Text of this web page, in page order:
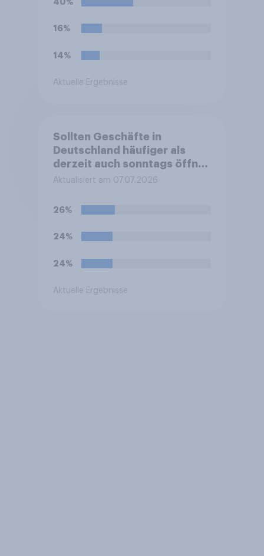
Durchschnitt um einige Euro
teurer würden, wie würde
dadurch voraussichtlich
40%
16%
14%
Aktuelle Ergebnisse
Sollten Geschäfte in
Deutschland häufiger als
derzeit auch sonntags öffnen
dürfen?
Aktualisiert am 07.07.2026
26%
24%
24%
Aktuelle Ergebnisse